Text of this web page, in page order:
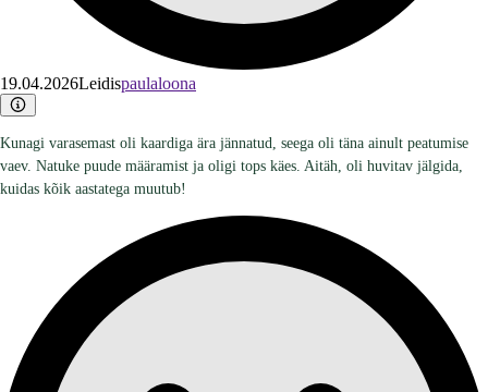
19.04.2026Leidispaulaloona
Kunagi varasemast oli kaardiga ära jännatud, seega oli täna ainult peatumise
vaev. Natuke puude määramist ja oligi tops käes. Aitäh, oli huvitav jälgida,
kuidas kõik aastatega muutub!